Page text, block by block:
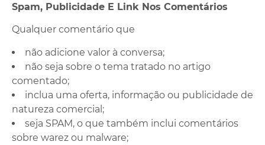
Spam, Publicidade E Link Nos Comentários
Qualquer comentário que
não adicione valor à conversa;
não seja sobre o tema tratado no artigo
comentado;
inclua uma oferta, informação ou publicidade de
natureza comercial;
seja SPAM, o que também inclui comentários
sobre warez ou malware;